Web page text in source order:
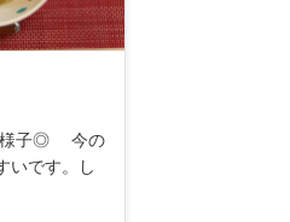
様子◎ 今の
いです。し